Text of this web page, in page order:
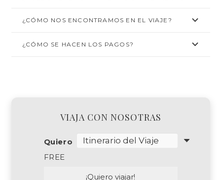
¿CÓMO NOS ENCONTRAMOS EN EL VIAJE?
¿CÓMO SE HACEN LOS PAGOS?
VIAJA CON NOSOTRAS
Quiero
FREE
¡Quiero viajar!